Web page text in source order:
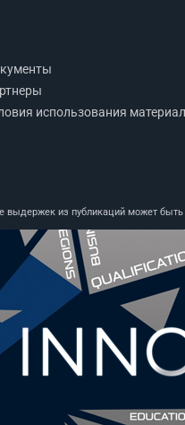
использования
из публикаций может